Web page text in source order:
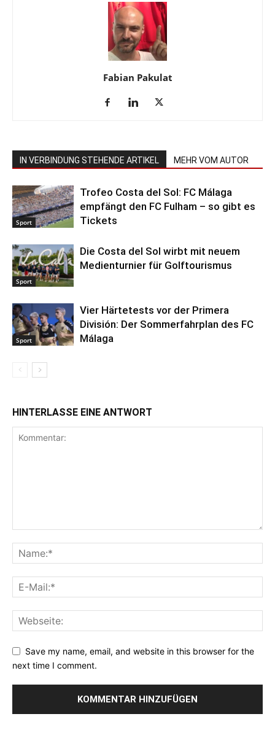
Fabian Pakulat
IN VERBINDUNG STEHENDE ARTIKEL MEHR VOM AUTOR
Sport
Trofeo Costa del Sol: FC Málaga
empfängt den FC Fulham – so gibt es
Tickets
Sport
Die Costa del Sol wirbt mit neuem
Medienturnier für Golftourismus
Sport
Vier Härtetests vor der Primera
División: Der Sommerfahrplan des FC
Málaga
HINTERLASSE EINE ANTWORT
Save my name, email, and website in this browser for the
next time I comment.